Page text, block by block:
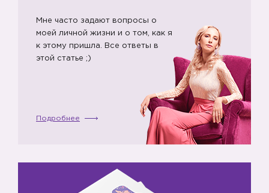
Мне часто задают вопросы о
моей личной жизни и о том, как я
к этому пришла. Все ответы в
этой статье ;)
Подробнее